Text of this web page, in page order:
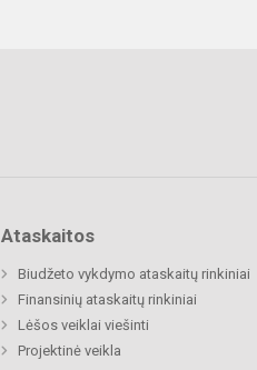
Ataskaitos
Biudžeto vykdymo ataskaitų rinkiniai
Finansinių ataskaitų rinkiniai
Lėšos veiklai viešinti
Projektinė veikla